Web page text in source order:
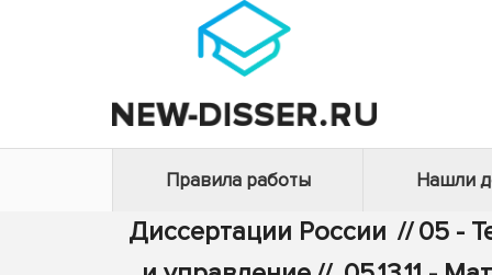
Правила работы Нашли
Диссертации России // 05 -